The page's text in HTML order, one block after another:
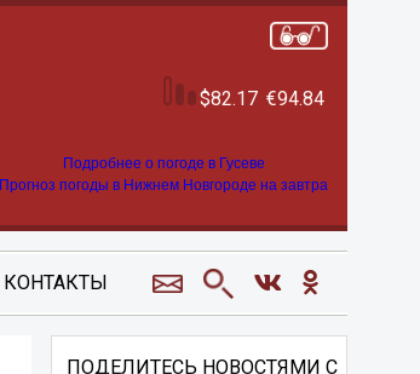
82.17 94.84
Подробнее о погоде в Гусеве
Прогноз погоды в Нижнем Новгороде на завтра
КОНТАКТЫ
ПОДЕЛИТЕСЬ НОВОСТЯМИ С